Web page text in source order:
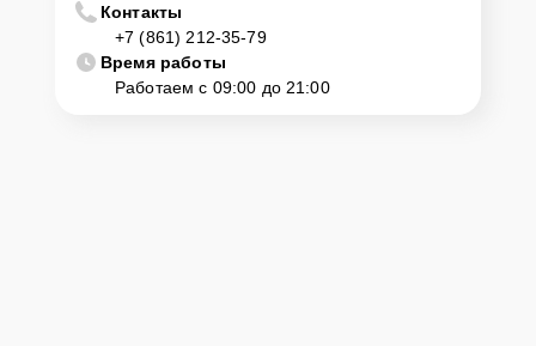
Контакты
+7 (861) 212-35-79
Время работы
Работаем с 09:00 до 21:00